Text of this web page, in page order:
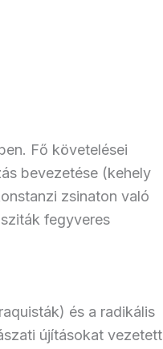
Fő követelései
bevezetése (kehely
zsinaton való
fegyveres
és a radikális
újításokat vezetett